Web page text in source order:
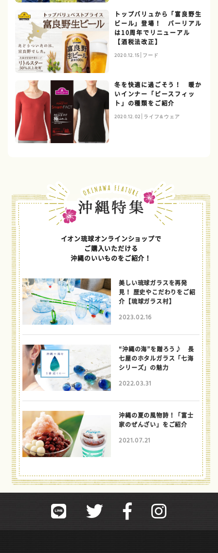
トップバリュから「富良野生
ビール」登場！ バーリアル
は10周年でリニューアル
【酒税法改正】
2020.12.15 フード
冬を快適に過ごそう！ 暖か
いインナー「ピースフィッ
ト」の種類をご紹介
2020.12.02 ライフ&ウェア
イオン琉球オンラインショップで
ご購入いただける
沖縄のいいものをご紹介！
美しい琉球ガラスを再発
見！ 歴史やこだわりをご紹
介【琉球ガラス村】
2023.02.16
“沖縄の海”を贈ろう♪ 長
七屋のホタルガラス「七海
シリーズ」の魅力
2022.03.31
沖縄の夏の風物詩！「富士
家のぜんざい」をご紹介
2021.07.21